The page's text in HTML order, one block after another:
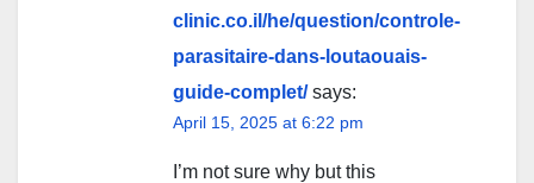
clinic.co.il/he/question/controle-
parasitaire-dans-loutaouais-
guide-complet/ says:
April 15, 2025 at 6:22 pm
I’m not sure why but this